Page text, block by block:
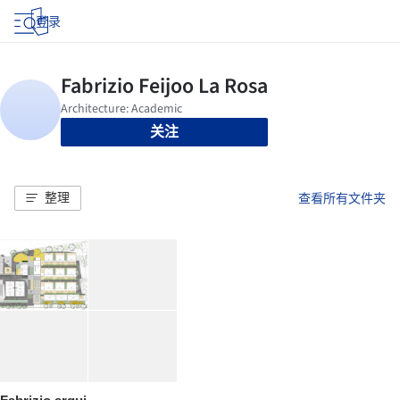
登录
关注
整理 查看所有文件夹